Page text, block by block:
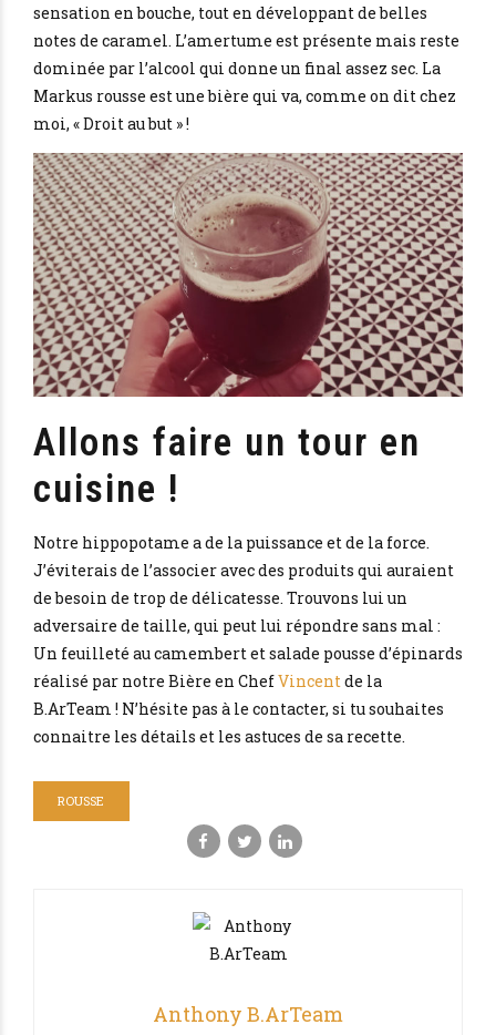
sensation en bouche, tout en développant de belles
notes de caramel. L’amertume est présente mais reste
dominée par l’alcool qui donne un final assez sec. La
Markus rousse est une bière qui va, comme on dit chez
moi, « Droit au but » !
Allons faire un tour en
cuisine !
Notre hippopotame a de la puissance et de la force.
J’éviterais de l’associer avec des produits qui auraient
de besoin de trop de délicatesse. Trouvons lui un
adversaire de taille, qui peut lui répondre sans mal :
Un feuilleté au camembert et salade pousse d’épinards
réalisé par notre Bière en ChefVincentde la
B.ArTeam ! N’hésite pas à le contacter, si tu souhaites
connaitre les détails et les astuces de sa recette.
ROUSSE
Anthony B.ArTeam